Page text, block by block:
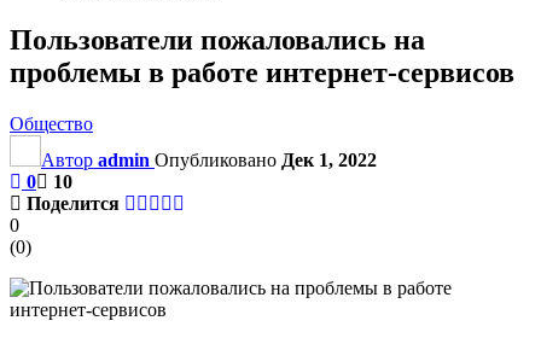
Пользователи пожаловались на
проблемы в работе интернет-сервисов
Общество
Автор admin Опубликовано Дек 1, 2022
0
10
Поделится
0
(0)